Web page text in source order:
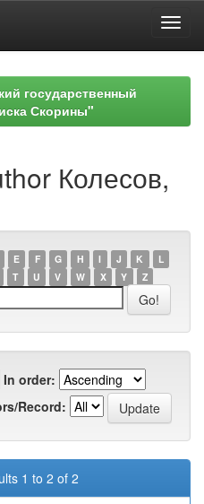
государственный
Скорины"
Колесов,
E F G H I J K
L
T U V W X Y Z
In order:
Record:
1 to 2 of 2